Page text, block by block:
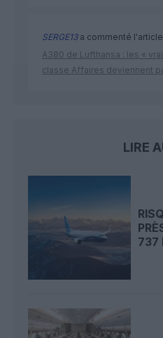
SERGE13a commenté l'article
A380 de Lufthansa : les «
classe Affaires deviennent
LIRE
737